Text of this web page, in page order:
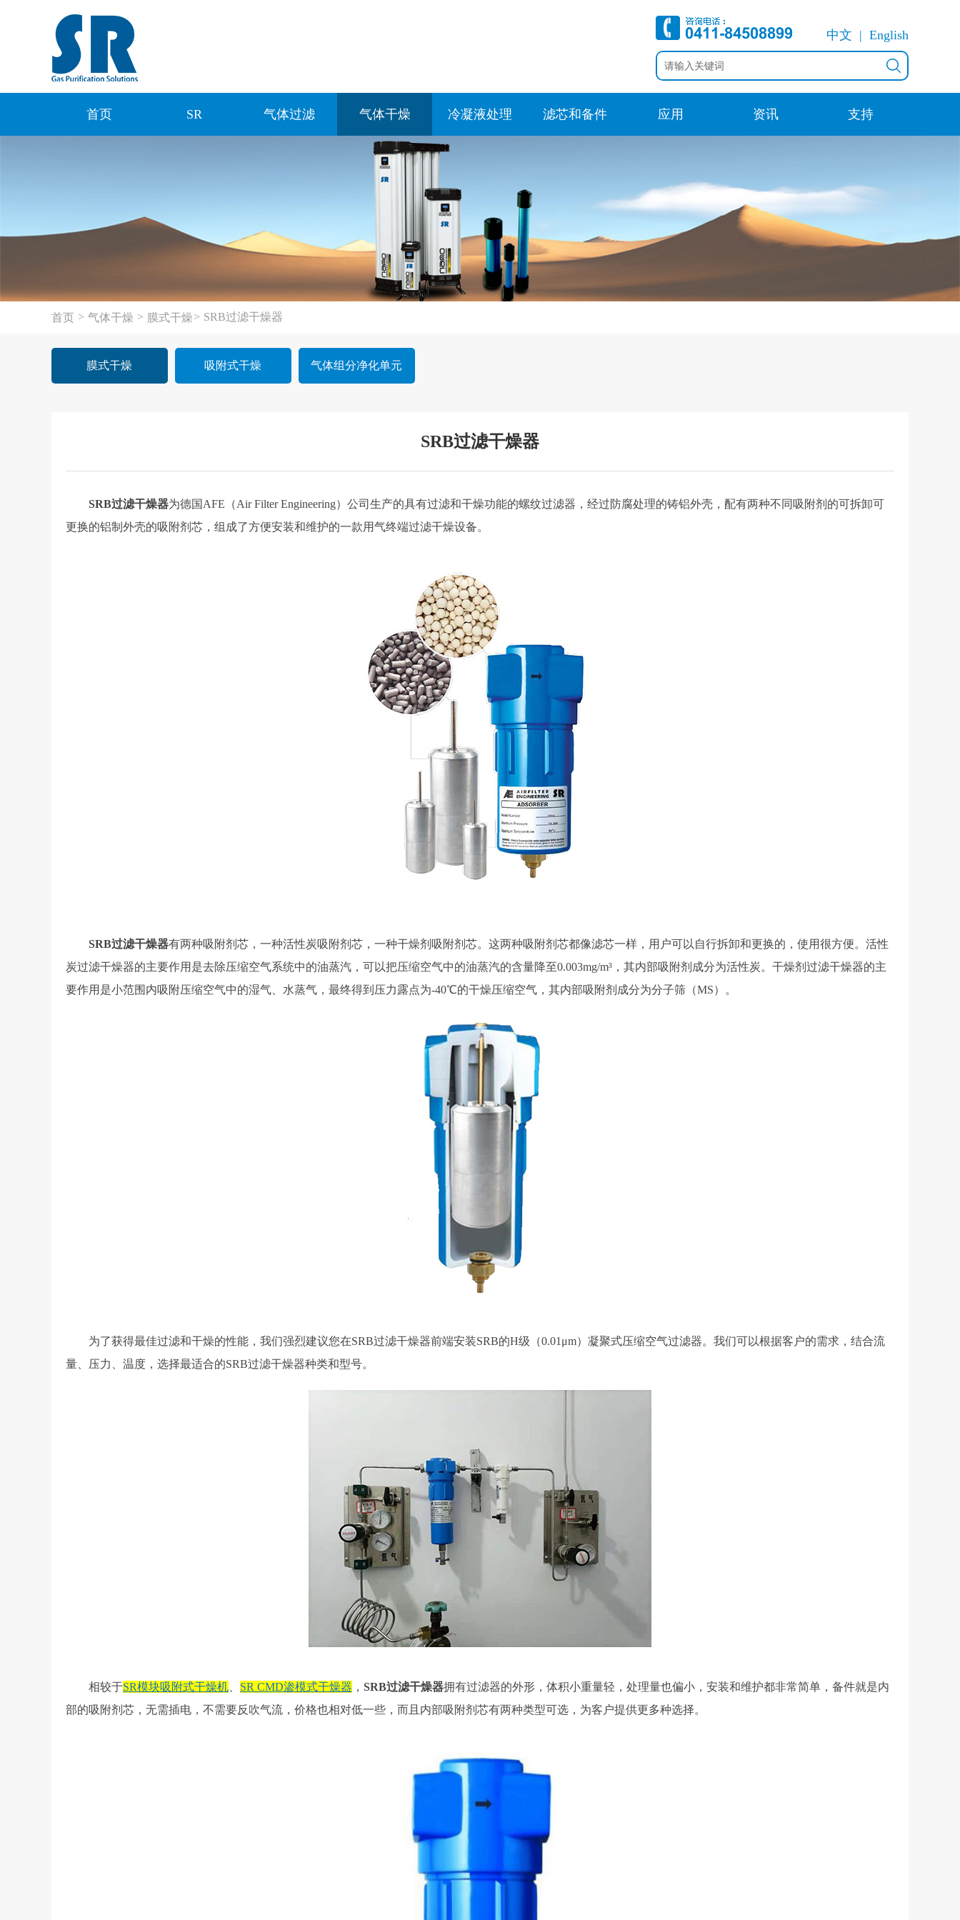
中文 English
首页 SR 气体过滤 气体干燥 冷凝液处理 滤芯和备件 应用 资讯 支持
首页 > 气体干燥 > 膜式干燥> SRB过滤干燥器
膜式干燥 吸附式干燥 气体组分净化单元
SRB过滤干燥器
SRB过滤干燥器为德国AFE（Air Filter Engineering）公司生产的具有过滤和干燥功能的螺纹过滤器，经过防腐处理的铸铝外壳，配有两种不同吸附剂的可拆卸可
更换的铝制外壳的吸附剂芯，组成了方便安装和维护的一款用气终端过滤干燥设备。
SRB过滤干燥器有两种吸附剂芯，一种活性炭吸附剂芯，一种干燥剂吸附剂芯。这两种吸附剂芯都像滤芯一样，用户可以自行拆卸和更换的，使用很方便。活性
炭过滤干燥器的主要作用是去除压缩空气系统中的油蒸汽，可以把压缩空气中的油蒸汽的含量降至0.003mg/m³，其内部吸附剂成分为活性炭。干燥剂过滤干燥器的主
要作用是小范围内吸附压缩空气中的湿气、水蒸气，最终得到压力露点为-40℃的干燥压缩空气，其内部吸附剂成分为分子筛（MS）。
为了获得最佳过滤和干燥的性能，我们强烈建议您在SRB过滤干燥器前端安装SRB的H级（0.01μm）凝聚式压缩空气过滤器。我们可以根据客户的需求，结合流
量、压力、温度，选择最适合的SRB过滤干燥器种类和型号。
相较于SR模块吸附式干燥机 SR CMD渗模式干燥器 ， SRB过滤干燥器拥有过滤器的外形，体积小重量轻，处理量也偏小，安装和维护都非常简单，备件就是内
部的吸附剂芯，无需插电，不需要反吹气流，价格也相对低一些，而且内部吸附剂芯有两种类型可选，为客户提供更多种选择。